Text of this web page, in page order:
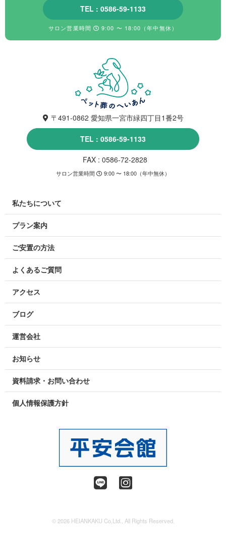
TEL : 0586-59-1133
サロン営業時間 9:00 〜 18:00（年中無休）
〒491-0862 愛知県一宮市緑四丁目1番2号
TEL : 0586-59-1133
FAX : 0586-72-2828
サロン営業時間 9:00 〜 18:00（年中無休）
私たちについて
プラン案内
ご安置の方法
よくあるご質問
アクセス
ブログ
運営会社
お知らせ
資料請求・お問い合わせ
個人情報保護方針
© 2026 HEIANKAKU Co,Ltd., All Rights Reserved.